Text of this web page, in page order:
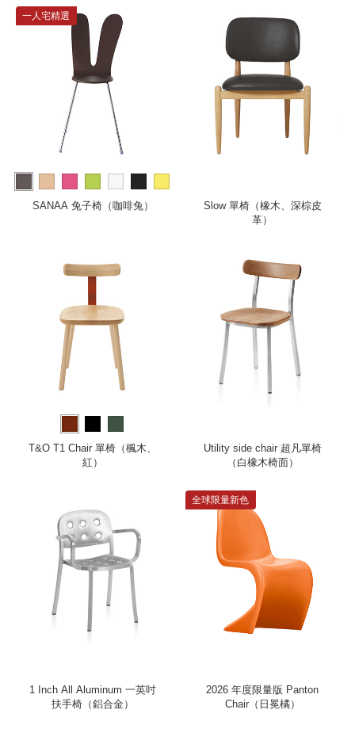
一人宅精選
more
SANAA 兔子椅（咖啡兔）
Slow 單椅（橡木、深棕皮
革）
T&O T1 Chair 單椅（楓木、
紅）
Utility side chair 超凡單椅
（白橡木椅面）
1 Inch All Aluminum 一英吋
扶手椅（鋁合金）
全球限量新色
2026 年度限量版 Panton
Chair（日冕橘）